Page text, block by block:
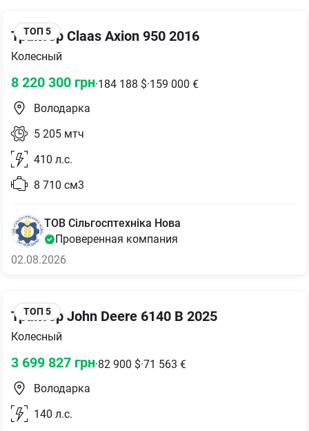
ТОП 5
Трактор Claas Axion 950 2016
Колесный
8 220 300 грн·184 188 $·159 000 €
Володарка
5 205 мтч
410 л.с.
8 710 см3
ТОВ Сільгосптехніка Нова
Проверенная компания
02.08.2026
ТОП 5
Трактор John Deere 6140 B 2025
Колесный
3 699 827 грн·82 900 $·71 563 €
Володарка
140 л.с.